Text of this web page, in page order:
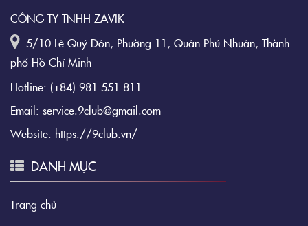
CÔNG TY TNHH ZAVIK
5/10 Lê Quý Đôn, Phường 11, Quận Phú Nhuận, Thành
phố Hồ Chí Minh
Hotline: (+84) 981 551 811
Email: service.9club@gmail.com
Website: https://9club.vn/
DANH MỤC
Trang chủ